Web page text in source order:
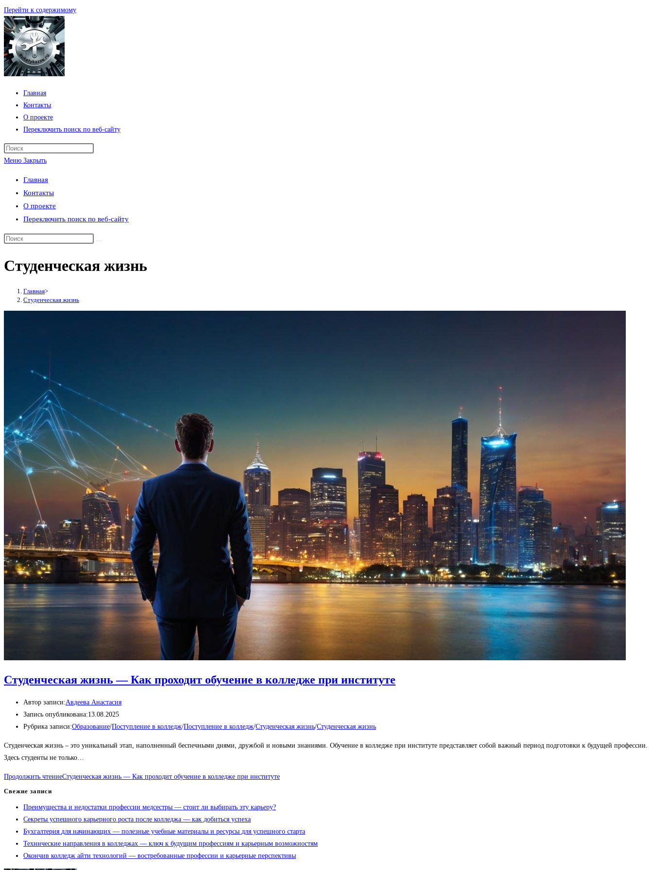
Перейти к содержимому
Главная
Контакты
О проекте
Переключить поиск по веб-сайту
Меню Закрыть
Главная
Контакты
О проекте
Переключить поиск по веб-сайту
Студенческая жизнь
Главная>
Студенческая жизнь
Студенческая жизнь — Как проходит обучение в колледже при институте
Автор записи:Авдеева Анастасия
Запись опубликована:13.08.2025
Рубрика записи:Образование/Поступление в колледж/Поступление в колледж/Студенческая жизнь/Студенческая жизнь
Студенческая жизнь – это уникальный этап, наполненный беспечными днями, дружбой и новыми знаниями. Обучение в колледже при институте представляет собой важный период подготовки к будущей профессии.
Здесь студенты не только…
Продолжить чтениеСтуденческая жизнь — Как проходит обучение в колледже при институте
Свежие записи
Преимущества и недостатки профессии медсестры — стоит ли выбирать эту карьеру?
Секреты успешного карьерного роста после колледжа — как добиться успеха
Бухгалтерия для начинающих — полезные учебные материалы и ресурсы для успешного старта
Технические направления в колледжах — ключ к будущим профессиям и карьерным возможностям
Окончив колледж айти технологий — востребованные профессии и карьерные перспективы